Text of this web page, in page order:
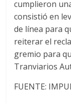
cumplieron
consistió en
de línea para
reiterar el
gremio para
Tranviarios
FUENTE: